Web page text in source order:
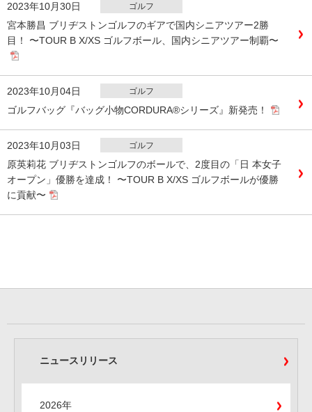
2023年10月30日 ゴルフ
宮本勝昌 ブリヂストンゴルフのギアで国内シニアツアー2勝
目！ 〜TOUR B X/XS ゴルフボール、国内シニアツアー制覇〜
2023年10月04日 ゴルフ
ゴルフバッグ『バッグ小物CORDURA®シリーズ』新発売！
2023年10月03日 ゴルフ
原英莉花 ブリヂストンゴルフのボールで、2度目の「日 本女子
オープン」優勝を達成！ 〜TOUR B X/XS ゴルフボールが優勝
に貢献〜
ニュースリリース
2026年